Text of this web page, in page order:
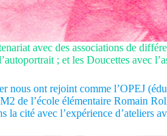
avec des associations de
; et les Doucettes avec
nous ont rejoint comme l’OPEJ
de l’école élémentaire Romain
la cité avec l’expérience d’ateliers